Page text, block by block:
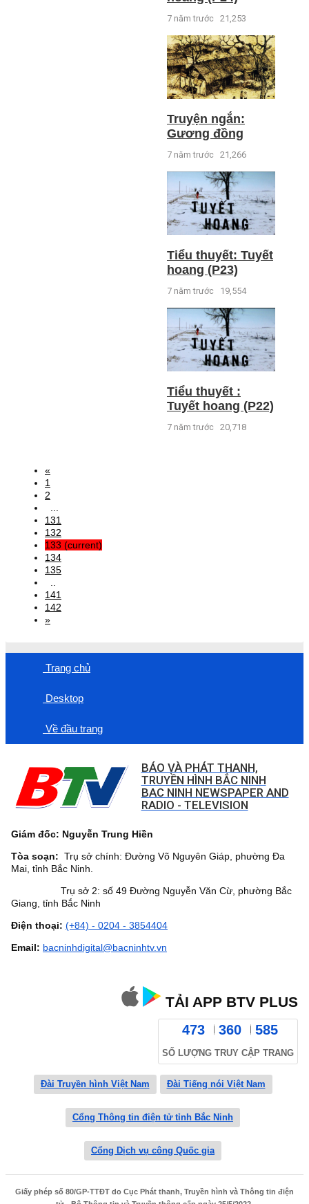
7 năm trước 21,253
Truyện ngắn:
Gương đồng
7 năm trước 21,266
Tiểu thuyết: Tuyết
hoang (P23)
7 năm trước 19,554
Tiểu thuyết :
Tuyết hoang (P22)
7 năm trước 20,718
«
1
2
131
132
133 (current)
134
135
141
142
»
Trang chủ
Desktop
Về đầu trang
BÁO VÀ PHÁT THANH,
TRUYỀN HÌNH BẮC NINH
BAC NINH NEWSPAPER AND
RADIO - TELEVISION
Giám đốc: Nguyễn Trung Hiền
Tòa soạn: Trụ sở chính: Đường Võ Nguyên Giáp, phường Đa
Mai, tỉnh Bắc Ninh.
Trụ sở 2: số 49 Đường Nguyễn Văn Cừ, phường Bắc
Giang, tỉnh Bắc Ninh
Điện thoại: (+84) - 0204 - 3854404
Email: bacninhdigital@bacninhtv.vn
TẢI APP BTV PLUS
473 360 585
SỐ LƯỢNG TRUY CẬP TRANG
Đài Truyền hình Việt Nam Đài Tiếng nói Việt Nam
Cổng Thông tin điện tử tỉnh Bắc Ninh
Cổng Dịch vụ công Quốc gia
Giấy phép số 80/GP-TTĐT do Cục Phát thanh, Truyền hình và Thông tin điện